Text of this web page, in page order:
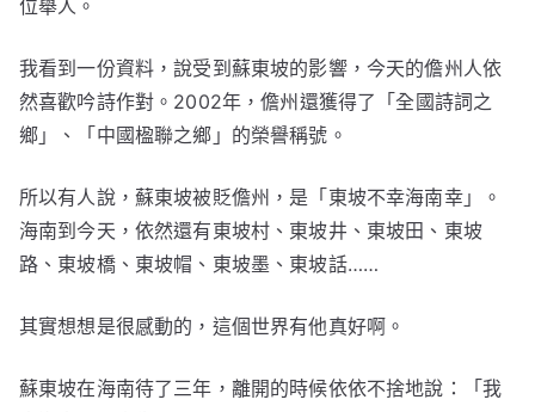
位舉人。
我看到一份資料，說受到蘇東坡的影響，今天的儋州人依
然喜歡吟詩作對。2002年，儋州還獲得了「全國詩詞之
鄉」、「中國楹聯之鄉」的榮譽稱號。
所以有人說，蘇東坡被貶儋州，是「東坡不幸海南幸」。
海南到今天，依然還有東坡村、東坡井、東坡田、東坡
路、東坡橋、東坡帽、東坡墨、東坡話……
其實想想是很感動的，這個世界有他真好啊。
蘇東坡在海南待了三年，離開的時候依依不捨地說：「我